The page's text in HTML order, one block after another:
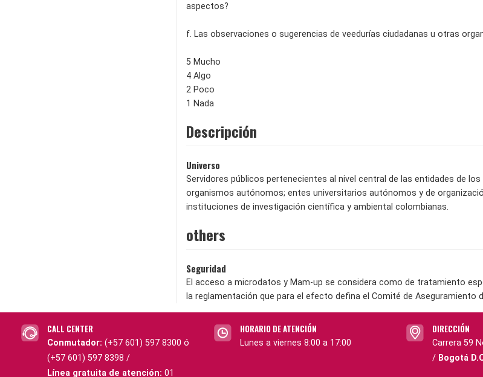
aspectos?
f. Las observaciones o sugerencias de veedurías ciudadanas u otras
5 Mucho
4 Algo
2 Poco
1 Nada
Descripción
Universo
Servidores públicos pertenecientes al nivel central de las entidades de
organismos autónomos; entes universitarios autónomos y de
instituciones de investigación científica y ambiental colombianas.
others
Seguridad
El acceso a microdatos y Mam-up se considera como de tratamiento
la reglamentación que para el efecto defina el Comité de Aseguramiento
CALL CENTER
Conmutador: (+57 601) 597 8300 ó
(+57 601) 597 8398 /
Línea gratuita de atención: 01
HORARIO DE ATENCIÓN
Lunes a viernes 8:00 a 17:00
DIRECCIÓN
Carrera 59
/ Bogotá